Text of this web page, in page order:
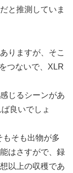
と推測していま
りますが、そこ
つないで、XLR
じるシーンがあ
良いでしょ
もそも出物が多
はさすがで、録
以上の収穫であ